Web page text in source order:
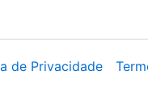
de Privacidade